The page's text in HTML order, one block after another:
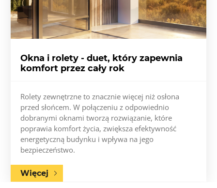
Okna i rolety - duet, który zapewnia
komfort przez cały rok
Rolety zewnętrzne to znacznie więcej niż osłona
przed słońcem. W połączeniu z odpowiednio
dobranymi oknami tworzą rozwiązanie, które
poprawia komfort życia, zwiększa efektywność
energetyczną budynku i wpływa na jego
bezpieczeństwo.
Więcej